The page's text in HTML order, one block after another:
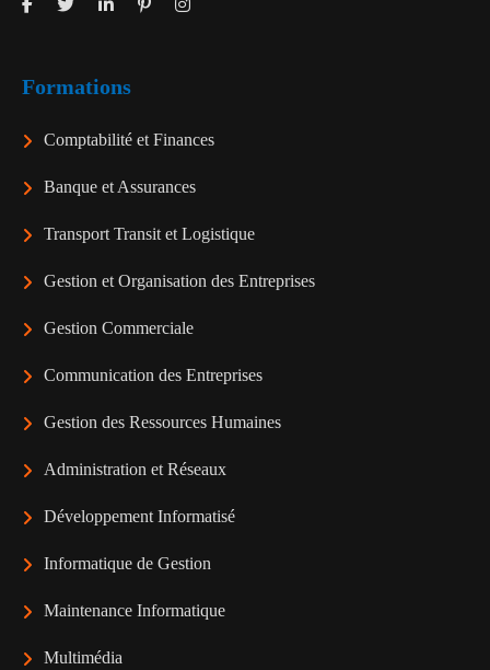
Formations
Comptabilité et Finances
Banque et Assurances
Transport Transit et Logistique
Gestion et Organisation des Entreprises
Gestion Commerciale
Communication des Entreprises
Gestion des Ressources Humaines
Administration et Réseaux
Développement Informatisé
Informatique de Gestion
Maintenance Informatique
Multimédia